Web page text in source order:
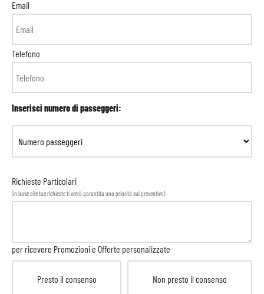
Email
Telefono
Inserisci numero di passeggeri:
Richieste Particolari
(in base alle tue richieste ti verrà garantita una priorità sul preventivo)
per ricevere Promozioni e Offerte personalizzate
Presto il consenso Non presto il consenso